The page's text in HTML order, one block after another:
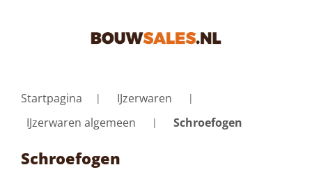
Startpagina
IJzerwaren
IJzerwaren algemeen
Schroefogen
Schroefogen